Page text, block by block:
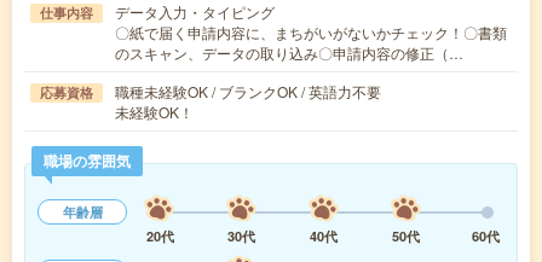
仕事内容
データ入力・タイピング
〇紙で届く申請内容に、まちがいがないかチェック！〇書類
のスキャン、データの取り込み〇申請内容の修正（…
応募資格
職種未経験OK / ブランクOK / 英語力不要
未経験OK！
職場の雰囲気
年齢層
20代
30代 40代 50代
60代